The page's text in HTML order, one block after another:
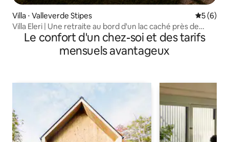
Villa ⋅ Valleverde Stipes
5 (6)
Villa Eleri | Une retraite au bord d'un lac caché près de
RomeLe confort d'un chez-soi et des tarifs
mensuels avantageux